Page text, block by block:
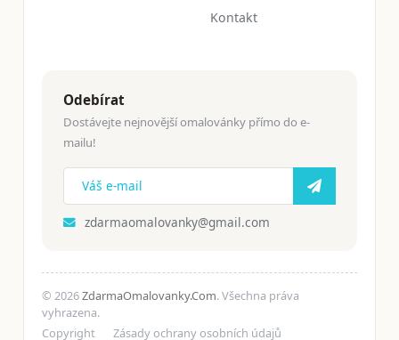
Kontakt
Odebírat
Dostávejte nejnovější omalovánky přímo do e-
mailu!
zdarmaomalovanky@gmail.com
© 2026ZdarmaOmalovanky.Com. Všechna práva
vyhrazena.
Copyright
Zásady ochrany osobních údajů